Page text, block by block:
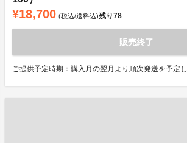
¥18,700 (税込/送料込)残り78
販売終了
ご提供予定時期：購入月の翌月より順次発送を予定し